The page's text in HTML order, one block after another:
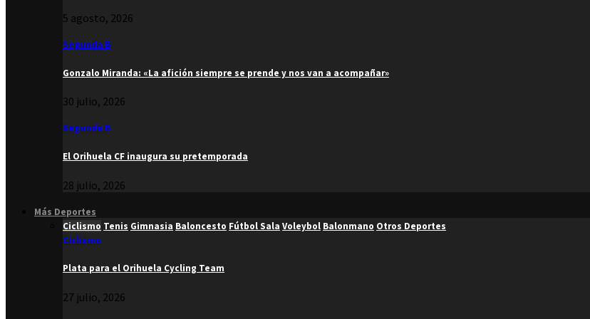
5 agosto, 2026
Segunda B
Gonzalo Miranda: «La afición siempre se prende y nos van a acompañar»
30 julio, 2026
Segunda B
El Orihuela CF inaugura su pretemporada
28 julio, 2026
Más Deportes
Ciclismo Tenis Gimnasia Baloncesto Fútbol Sala Voleybol Balonmano Otros Deportes
Ciclismo
Plata para el Orihuela Cycling Team
27 julio, 2026